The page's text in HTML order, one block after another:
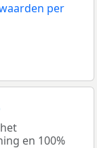
per
en 100%